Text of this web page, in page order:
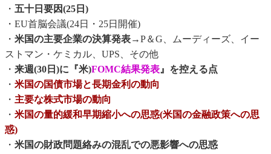
・ 五十日要因(25日)
・EU首脳会議(24日・25日開催)
・ 米国の主要企業の決算発表→P＆G、ムーディーズ、イー
ストマン・ケミカル、UPS、その他
・ 来週(30日)に『米)FOMC結果発表』を控える点
・ 米国の国債市場と長期金利の動向
・ 主要な株式市場の動向
・ 米国の量的緩和早期縮小への思惑(米国の金融政策への思
惑)
・ 米国の財政問題絡みの混乱での悪影響への思惑